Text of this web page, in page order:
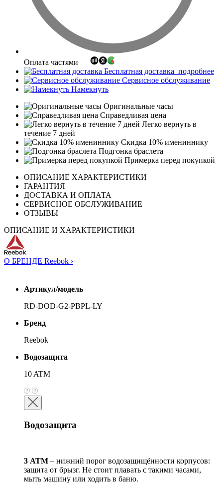
Оплата частями
Бесплатная доставка подробнее
Сервисное обслуживание
Намекнуть
Оригинальные часы
Справедливая цена
Легко вернуть в
течение 7 дней
Скидка 10% имениннику
Подгонка браслета
Примерка перед покупкой
ОПИСАНИЕ ХАРАКТЕРИСТИКИ
ГАРАНТИЯ
ДОСТАВКА И ОПЛАТА
СЕРВИСНОЕ ОБСЛУЖИВАНИЕ
ОТЗЫВЫ
ОПИСАНИЕ И ХАРАКТЕРИСТИКИ
О БРЕНДЕ Reebok ›
Артикул/модель
RD-DOD-G2-PBPL-LY
Бренд
Reebok
Водозащита
10 ATM
Водозащита
3 АТМ – нижний порог водозащищённости корпусов:
защита от брызг. Не стоит плавать с такими часами,
мыть машину или ходить в баню.